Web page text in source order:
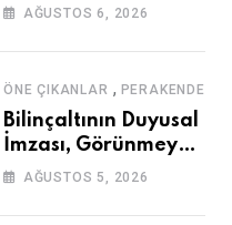
Olarak Durduruldu
AĞUSTOS 6, 2026
ÖNE ÇIKANLAR , PERAKENDE
Bilinçaltının Duyusal
İmzası, Görünmeyen
GüçAĞUSTOS 5, 2026